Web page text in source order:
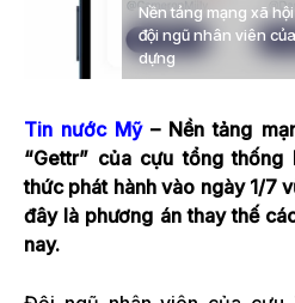
Nền tảng mạng xã
đội ngũ nhân viên
dựng
Tin nước Mỹ– Nền tảng
“Gettr” của cựu tổng thống
thức phát hành vào ngày 1/7
đây là phương án thay thế
nay.